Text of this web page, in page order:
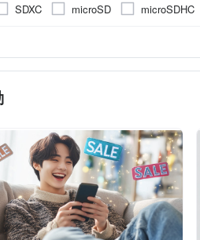
SDXC microSD microSDHC